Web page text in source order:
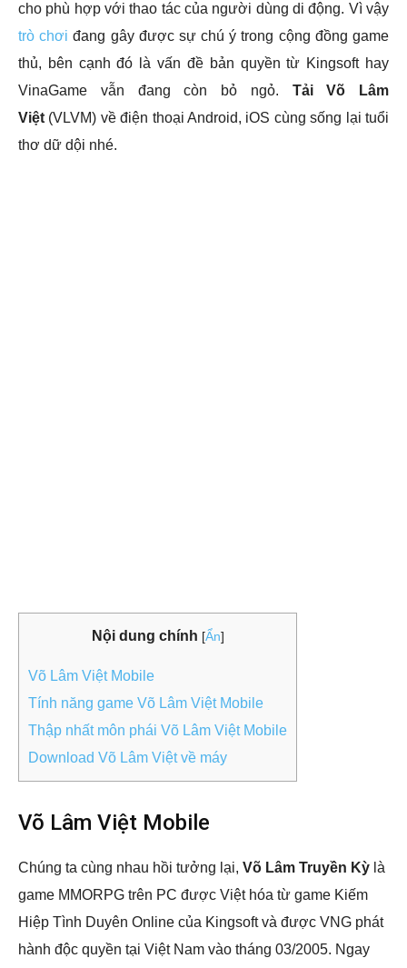
cho phù hợp với thao tác của người dùng di động. Vì vậy
trò chơi đang gây được sự chú ý trong cộng đồng game
thủ, bên cạnh đó là vấn đề bản quyền từ Kingsoft hay
VinaGame vẫn đang còn bỏ ngỏ. Tải Võ Lâm
Việt (VLVM) về điện thoại Android, iOS cùng sống lại tuổi
thơ dữ dội nhé.
Nội dung chính [Ẩn]
Võ Lâm Việt Mobile
Tính năng game Võ Lâm Việt Mobile
Thập nhất môn phái Võ Lâm Việt Mobile
Download Võ Lâm Việt về máy
Võ Lâm Việt Mobile
Chúng ta cùng nhau hồi tưởng lại, Võ Lâm Truyền Kỳ là
game MMORPG trên PC được Việt hóa từ game Kiếm
Hiệp Tình Duyên Online của Kingsoft và được VNG phát
hành độc quyền tại Việt Nam vào tháng 03/2005. Ngay